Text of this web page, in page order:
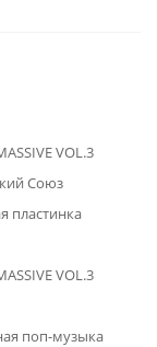
VOL.3
Союз
пластинка
VOL.3
поп-музыка